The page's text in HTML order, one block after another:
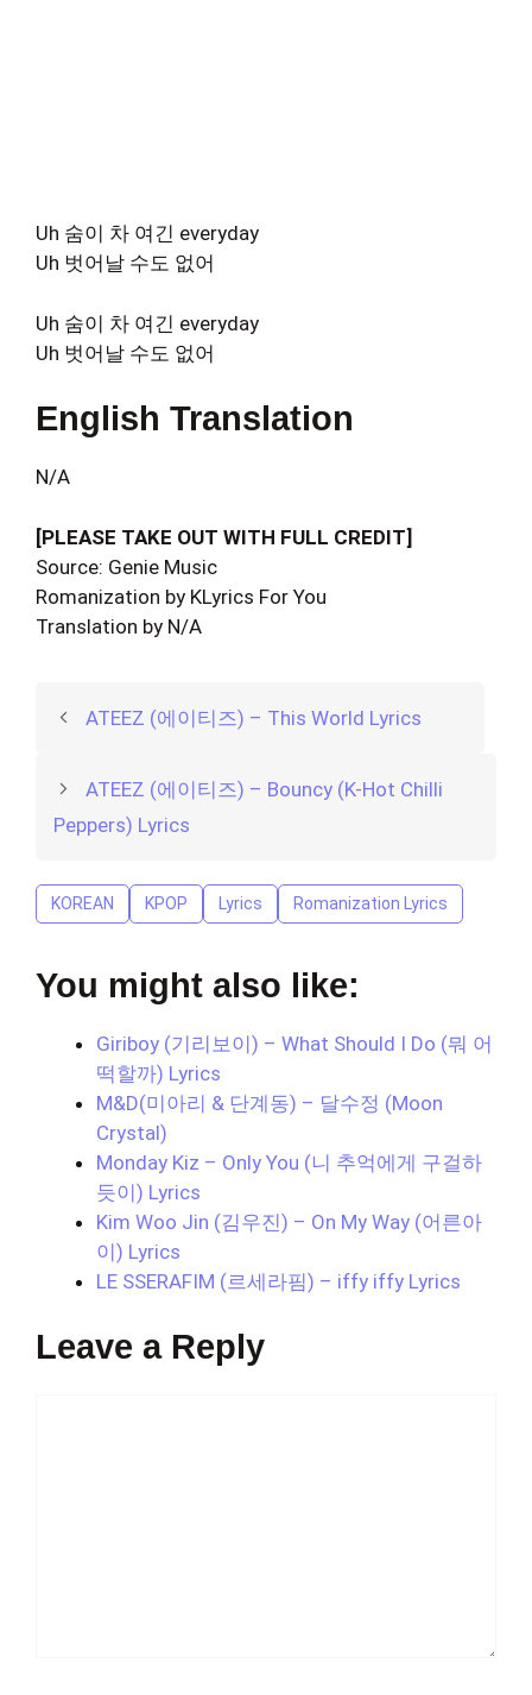
Uh 숨이 차 여긴 everyday
Uh 벗어날 수도 없어
Uh 숨이 차 여긴 everyday
Uh 벗어날 수도 없어
English Translation
N/A
[PLEASE TAKE OUT WITH FULL CREDIT]
Source: Genie Music
Romanization by KLyrics For You
Translation by N/A
ATEEZ (에이티즈) – This World Lyrics
ATEEZ (에이티즈) – Bouncy (K-Hot Chilli
Peppers) Lyrics
KOREAN KPOP Lyrics Romanization Lyrics
You might also like:
Giriboy (기리보이) – What Should I Do (뭐 어
떡할까) Lyrics
M&D(미아리 & 단계동) – 달수정 (Moon
Crystal)
Monday Kiz – Only You (니 추억에게 구걸하
듯이) Lyrics
Kim Woo Jin (김우진) – On My Way (어른아
이) Lyrics
LE SSERAFIM (르세라핌) – iffy iffy Lyrics
Leave a Reply